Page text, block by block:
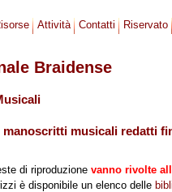
Attività Contatti Riservato
Braidense
musicali redatti
di riproduzione vanno rivolte
è disponibile un elenco delle